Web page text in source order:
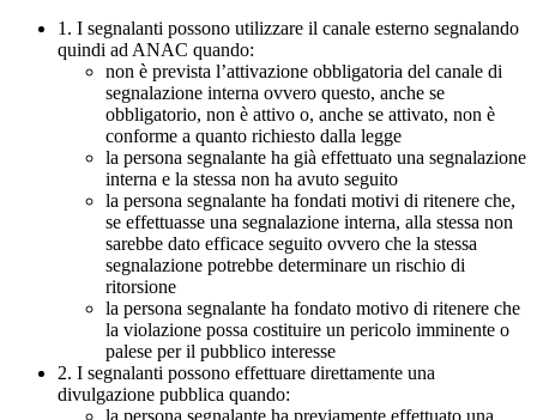
1. I segnalanti possono utilizzare il canale esterno segnalando
quindi ad ANAC quando:
non è prevista l’attivazione obbligatoria del canale di
segnalazione interna ovvero questo, anche se
obbligatorio, non è attivo o, anche se attivato, non è
conforme a quanto richiesto dalla legge
la persona segnalante ha già effettuato una segnalazione
interna e la stessa non ha avuto seguito
la persona segnalante ha fondati motivi di ritenere che,
se effettuasse una segnalazione interna, alla stessa non
sarebbe dato efficace seguito ovvero che la stessa
segnalazione potrebbe determinare un rischio di
ritorsione
la persona segnalante ha fondato motivo di ritenere che
la violazione possa costituire un pericolo imminente o
palese per il pubblico interesse
2. I segnalanti possono effettuare direttamente una
divulgazione pubblica quando: